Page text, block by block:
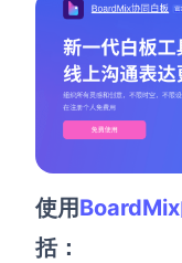
使用
括：